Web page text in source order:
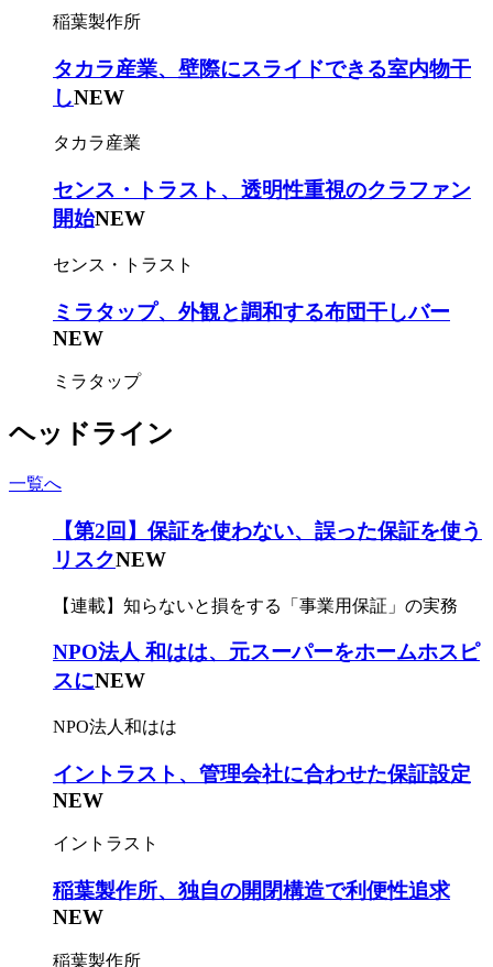
稲葉製作所
タカラ産業、壁際にスライドできる室内物干
しNEW
タカラ産業
センス・トラスト、透明性重視のクラファン
開始NEW
センス・トラスト
ミラタップ、外観と調和する布団干しバー
NEW
ミラタップ
ヘッドライン
一覧へ
【第2回】保証を使わない、誤った保証を使う
リスクNEW
【連載】知らないと損をする「事業用保証」の実務
NPO法人 和はは、元スーパーをホームホスピ
スにNEW
NPO法人和はは
イントラスト、管理会社に合わせた保証設定
NEW
イントラスト
稲葉製作所、独自の開閉構造で利便性追求
NEW
稲葉製作所